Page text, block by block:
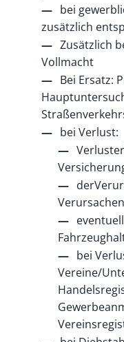
bei
zusätzlich
Zusätzlich
Vollmacht
Bei Ersatz:
bei Verlust:
bei
Vereine/